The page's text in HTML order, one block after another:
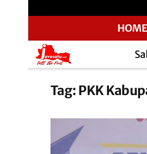
HOME
Tag: PKK